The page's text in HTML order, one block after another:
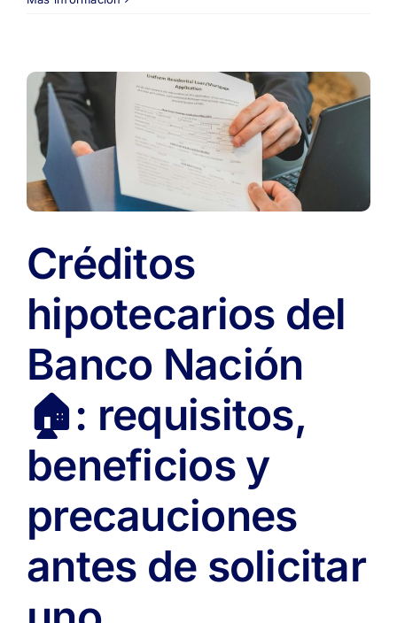
Créditos
hipotecarios del
Banco Nación
🏠: requisitos,
beneficios y
precauciones
antes de solicitar